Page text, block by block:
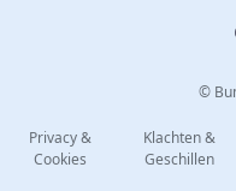
©
Privacy &
Cookies
Klachten &
Geschillen